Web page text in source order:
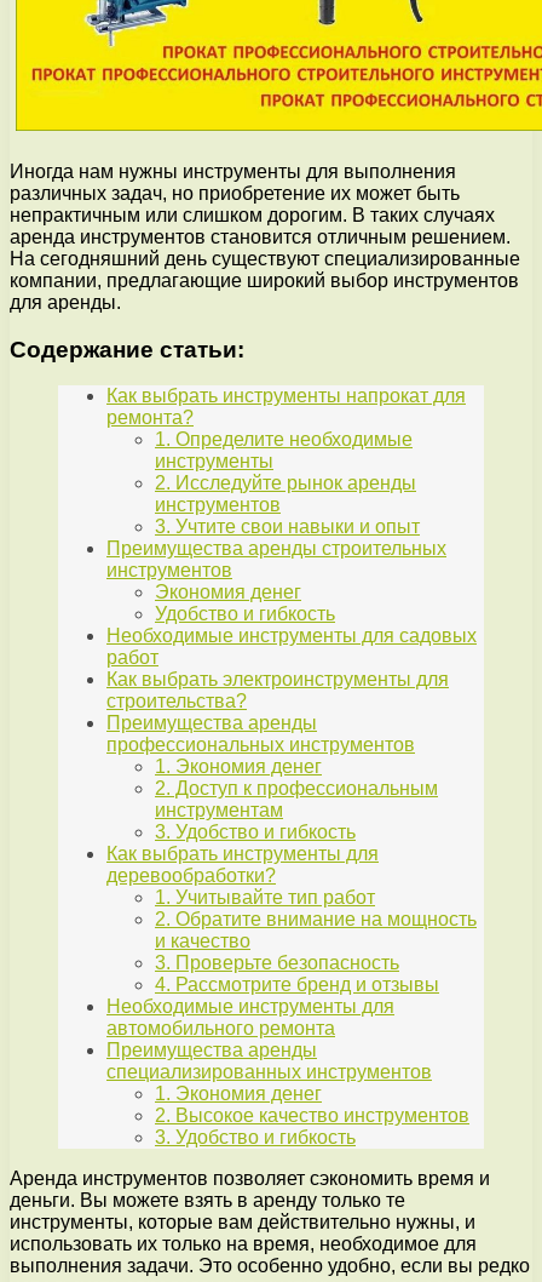
Иногда нам нужны инструменты для выполнения
различных задач, но приобретение их может быть
непрактичным или слишком дорогим. В таких случаях
аренда инструментов становится отличным решением.
На сегодняшний день существуют специализированные
компании, предлагающие широкий выбор инструментов
для аренды.
Содержание статьи:
Как выбрать инструменты напрокат для
ремонта?
1. Определите необходимые
инструменты
2. Исследуйте рынок аренды
инструментов
3. Учтите свои навыки и опыт
Преимущества аренды строительных
инструментов
Экономия денег
Удобство и гибкость
Необходимые инструменты для садовых
работ
Как выбрать электроинструменты для
строительства?
Преимущества аренды
профессиональных инструментов
1. Экономия денег
2. Доступ к профессиональным
инструментам
3. Удобство и гибкость
Как выбрать инструменты для
деревообработки?
1. Учитывайте тип работ
2. Обратите внимание на мощность
и качество
3. Проверьте безопасность
4. Рассмотрите бренд и отзывы
Необходимые инструменты для
автомобильного ремонта
Преимущества аренды
специализированных инструментов
1. Экономия денег
2. Высокое качество инструментов
3. Удобство и гибкость
Аренда инструментов позволяет сэкономить время и
деньги. Вы можете взять в аренду только те
инструменты, которые вам действительно нужны, и
использовать их только на время, необходимое для
выполнения задачи. Это особенно удобно, если вы редко